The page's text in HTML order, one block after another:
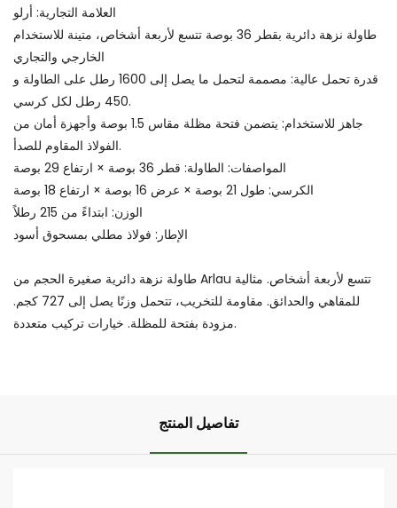
العلامة التجارية: أرلو
طاولة نزهة دائرية بقطر 36 بوصة تتسع لأربعة أشخاص، متينة للاستخدام
الخارجي والتجاري
قدرة تحمل عالية: مصممة لتحمل ما يصل إلى 1600 رطل على الطاولة و
450 رطل لكل كرسي.
جاهز للاستخدام: يتضمن فتحة مظلة مقاس 1.5 بوصة وأجهزة أمان من
الفولاذ المقاوم للصدأ.
المواصفات: الطاولة: قطر 36 بوصة × ارتفاع 29 بوصة
الكرسي: طول 21 بوصة × عرض 16 بوصة × ارتفاع 18 بوصة
الوزن: ابتداءً من 215 رطلاً
الإطار: فولاذ مطلي بمسحوق أسود
طاولة نزهة دائرية صغيرة الحجم من Arlau تتسع لأربعة أشخاص. مثالية
للمقاهي والحدائق. مقاومة للتخريب، تتحمل وزنًا يصل إلى 727 كجم.
مزودة بفتحة للمظلة. خيارات تركيب متعددة.
تفاصيل المنتج